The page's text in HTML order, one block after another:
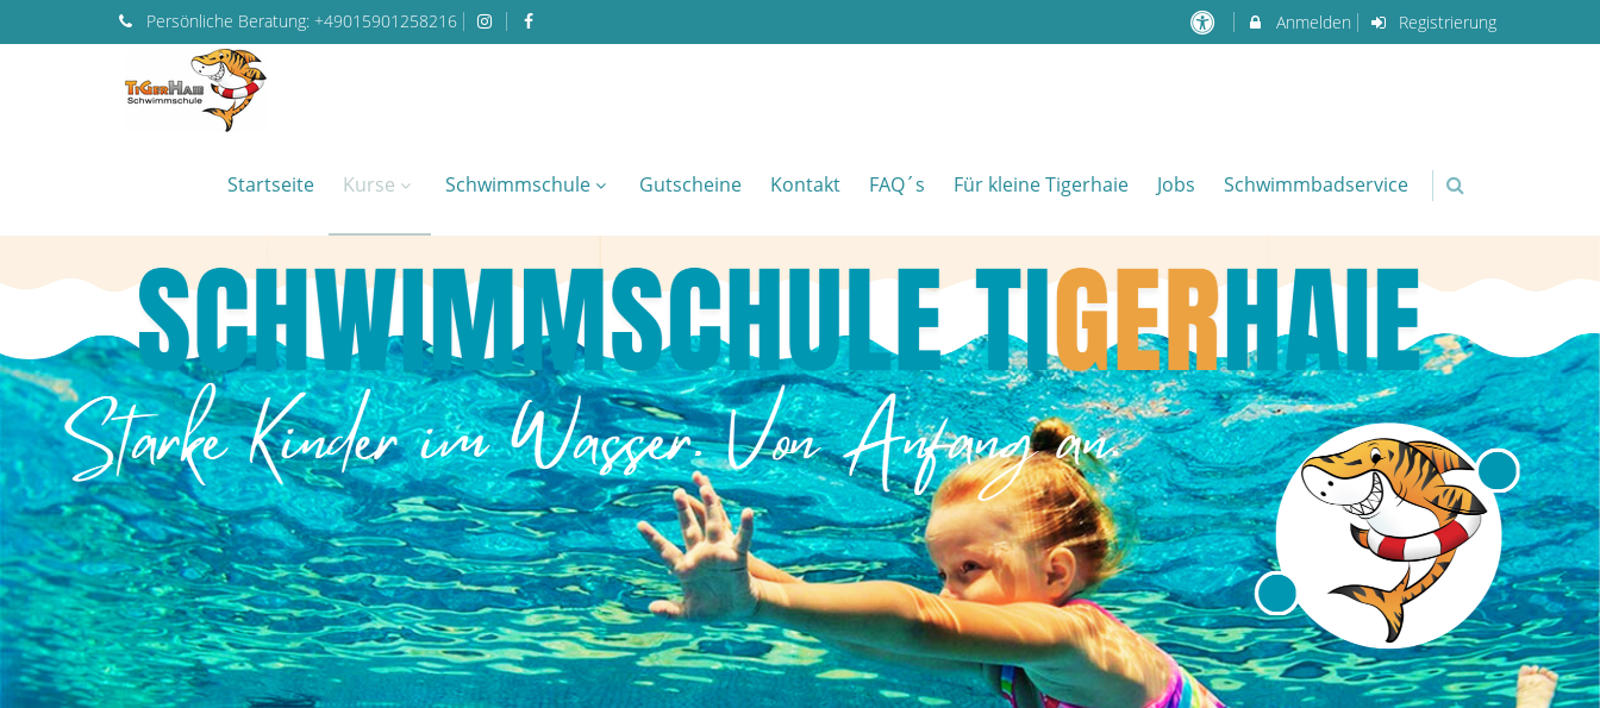
Persönliche Beratung: +49015901258216 Anmelden Registrierung
Startseite Kurse Schwimmschule Gutscheine Kontakt FAQ´s Für kleine Tigerhaie Jobs Schwimmbadservice